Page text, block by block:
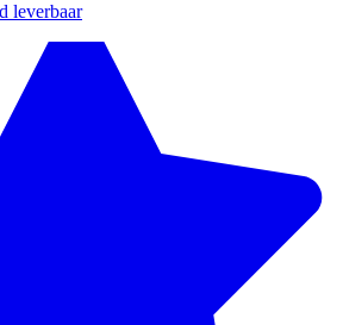
leverbaar